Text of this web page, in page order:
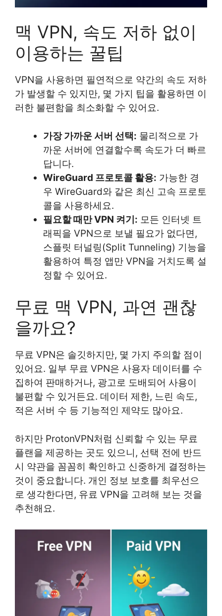
맥 VPN, 속도 저하 없이
이용하는 꿀팁
VPN을 사용하면 필연적으로 약간의 속도 저하
가 발생할 수 있지만, 몇 가지 팁을 활용하면 이
러한 불편함을 최소화할 수 있어요.
가장 가까운 서버 선택: 물리적으로 가
까운 서버에 연결할수록 속도가 더 빠르
답니다.
WireGuard 프로토콜 활용: 가능한 경
우 WireGuard와 같은 최신 고속 프로토
콜을 사용하세요.
필요할 때만 VPN 켜기: 모든 인터넷 트
래픽을 VPN으로 보낼 필요가 없다면,
스플릿 터널링(Split Tunneling) 기능을
활용하여 특정 앱만 VPN을 거치도록 설
정할 수 있어요.
무료 맥 VPN, 과연 괜찮
을까요?
무료 VPN은 솔깃하지만, 몇 가지 주의할 점이
있어요. 일부 무료 VPN은 사용자 데이터를 수
집하여 판매하거나, 광고로 도배되어 사용이
불편할 수 있거든요. 데이터 제한, 느린 속도,
적은 서버 수 등 기능적인 제약도 많아요.
하지만 ProtonVPN처럼 신뢰할 수 있는 무료
플랜을 제공하는 곳도 있으니, 선택 전에 반드
시 약관을 꼼꼼히 확인하고 신중하게 결정하는
것이 중요합니다. 개인 정보 보호를 최우선으
로 생각한다면, 유료 VPN을 고려해 보는 것을
추천해요.